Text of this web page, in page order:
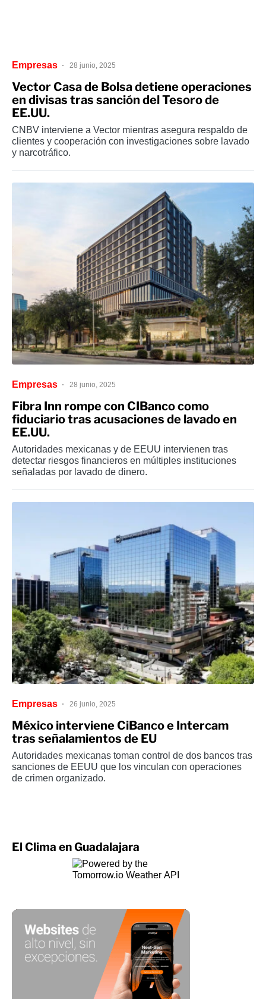
Empresas 28 junio, 2025
Vector Casa de Bolsa detiene operaciones
en divisas tras sanción del Tesoro de
EE.UU.
CNBV interviene a Vector mientras asegura respaldo de
clientes y cooperación con investigaciones sobre lavado
y narcotráfico.
Empresas 28 junio, 2025
Fibra Inn rompe con CIBanco como
fiduciario tras acusaciones de lavado en
EE.UU.
Autoridades mexicanas y de EEUU intervienen tras
detectar riesgos financieros en múltiples instituciones
señaladas por lavado de dinero.
Empresas 26 junio, 2025
México interviene CiBanco e Intercam
tras señalamientos de EU
Autoridades mexicanas toman control de dos bancos tras
sanciones de EEUU que los vinculan con operaciones
de crimen organizado.
El Clima en Guadalajara